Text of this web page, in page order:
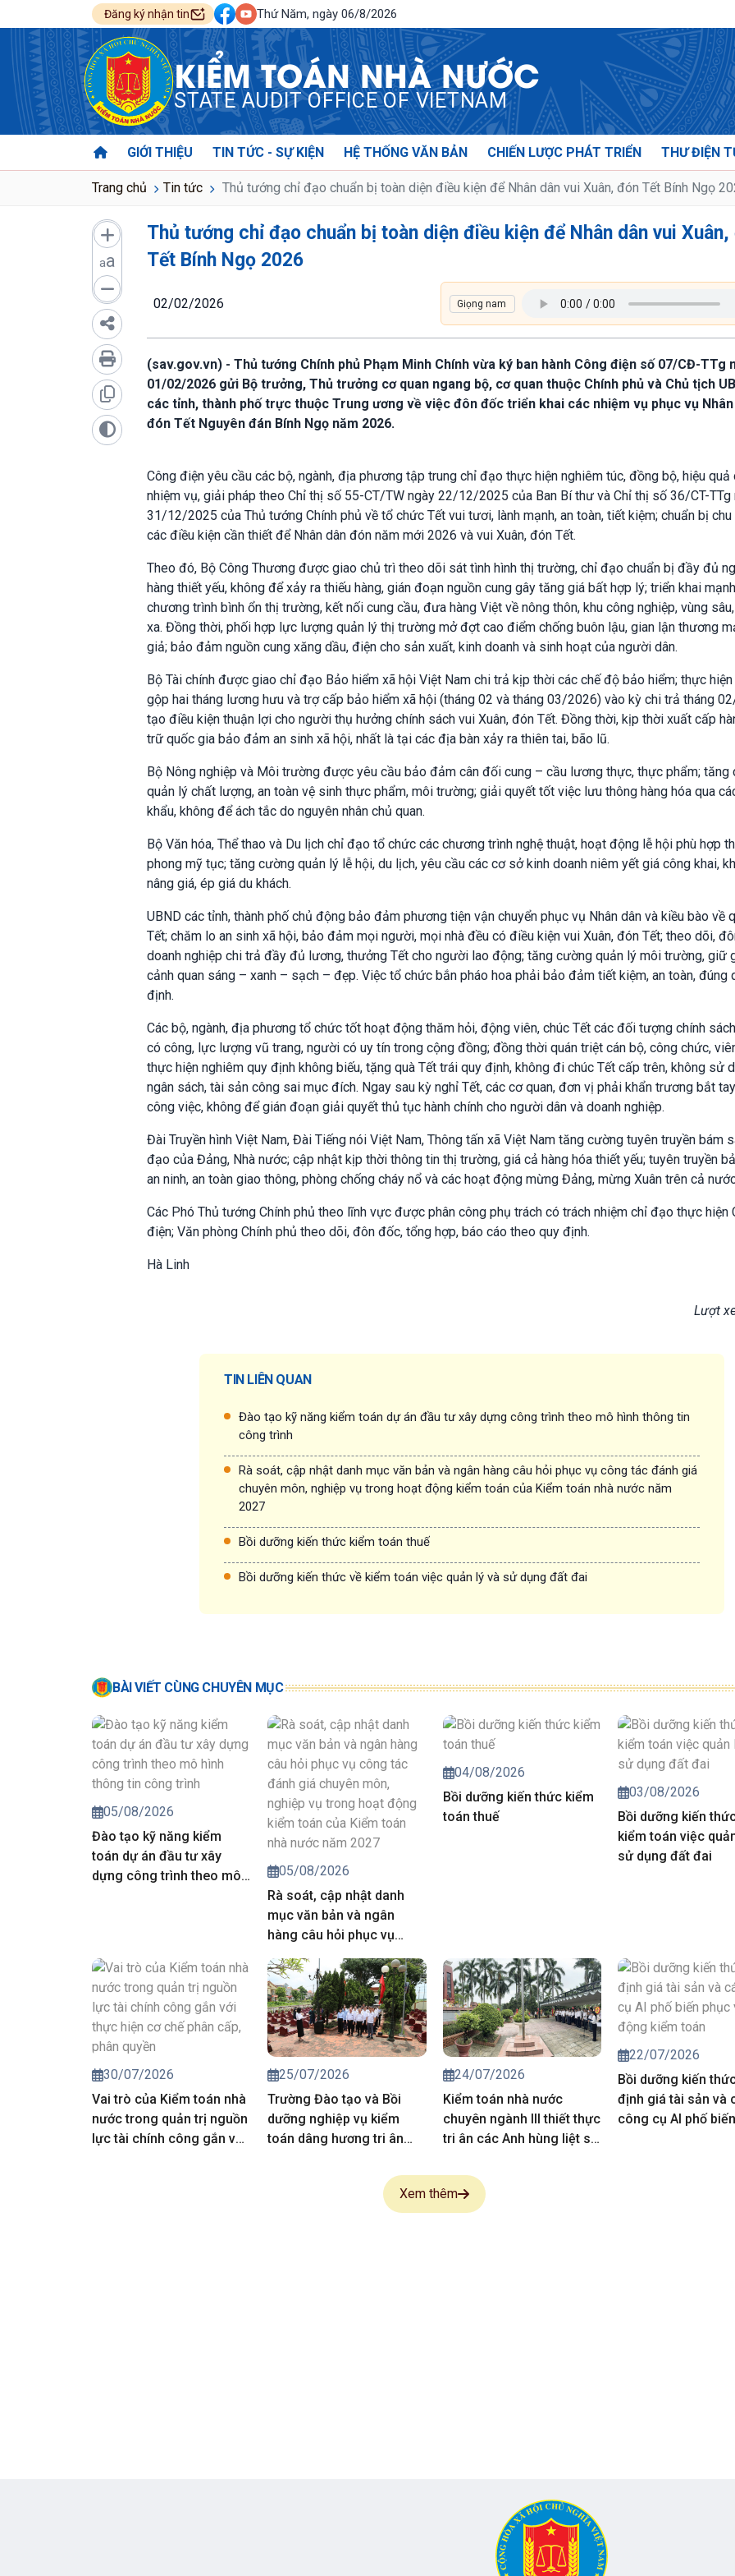
Đăng ký nhận tin Thứ Năm, ngày 06/8/2026
KIỂM TOÁN NHÀ NƯỚC
STATE AUDIT OFFICE OF VIETNAM
GIỚI THIỆU TIN TỨC - SỰ KIỆN HỆ THỐNG VĂN BẢN CHIẾN LƯỢC PHÁT TRIỂN THƯ ĐIỆN
Trang chủ Tin tức Thủ tướng chỉ đạo chuẩn bị toàn diện điều kiện để Nhân dân vui Xuân, đón Tết Bính Ngọ
aa
Thủ tướng chỉ đạo chuẩn bị toàn diện điều kiện để Nhân dân vui Xuân,
Tết Bính Ngọ 2026
02/02/2026
(sav.gov.vn) - Thủ tướng Chính phủ Phạm Minh Chính vừa ký ban hành Công điện số 07/CĐ-TTg
01/02/2026 gửi Bộ trưởng, Thủ trưởng cơ quan ngang bộ, cơ quan thuộc Chính phủ và Chủ tịch
các tỉnh, thành phố trực thuộc Trung ương về việc đôn đốc triển khai các nhiệm vụ phục vụ
đón Tết Nguyên đán Bính Ngọ năm 2026.
Công điện yêu cầu các bộ, ngành, địa phương tập trung chỉ đạo thực hiện nghiêm túc, đồng bộ, hiệu quả
nhiệm vụ, giải pháp theo Chỉ thị số 55-CT/TW ngày 22/12/2025 của Ban Bí thư và Chỉ thị số 36/CT-TTg
31/12/2025 của Thủ tướng Chính phủ về tổ chức Tết vui tươi, lành mạnh, an toàn, tiết kiệm; chuẩn bị
các điều kiện cần thiết để Nhân dân đón năm mới 2026 và vui Xuân, đón Tết.
Theo đó, Bộ Công Thương được giao chủ trì theo dõi sát tình hình thị trường, chỉ đạo chuẩn bị đầy đủ
hàng thiết yếu, không để xảy ra thiếu hàng, gián đoạn nguồn cung gây tăng giá bất hợp lý; triển khai
chương trình bình ổn thị trường, kết nối cung cầu, đưa hàng Việt về nông thôn, khu công nghiệp, vùng
xa. Đồng thời, phối hợp lực lượng quản lý thị trường mở đợt cao điểm chống buôn lậu, gian lận thương
giả; bảo đảm nguồn cung xăng dầu, điện cho sản xuất, kinh doanh và sinh hoạt của người dân.
Bộ Tài chính được giao chỉ đạo Bảo hiểm xã hội Việt Nam chi trả kịp thời các chế độ bảo hiểm; thực
gộp hai tháng lương hưu và trợ cấp bảo hiểm xã hội (tháng 02 và tháng 03/2026) vào kỳ chi trả tháng
tạo điều kiện thuận lợi cho người thụ hưởng chính sách vui Xuân, đón Tết. Đồng thời, kịp thời xuất cấp
trữ quốc gia bảo đảm an sinh xã hội, nhất là tại các địa bàn xảy ra thiên tai, bão lũ.
Bộ Nông nghiệp và Môi trường được yêu cầu bảo đảm cân đối cung – cầu lương thực, thực phẩm; tăng
quản lý chất lượng, an toàn vệ sinh thực phẩm, môi trường; giải quyết tốt việc lưu thông hàng hóa qua
khẩu, không để ách tắc do nguyên nhân chủ quan.
Bộ Văn hóa, Thể thao và Du lịch chỉ đạo tổ chức các chương trình nghệ thuật, hoạt động lễ hội phù hợp
phong mỹ tục; tăng cường quản lý lễ hội, du lịch, yêu cầu các cơ sở kinh doanh niêm yết giá công khai,
nâng giá, ép giá du khách.
UBND các tỉnh, thành phố chủ động bảo đảm phương tiện vận chuyển phục vụ Nhân dân và kiều bào về
Tết; chăm lo an sinh xã hội, bảo đảm mọi người, mọi nhà đều có điều kiện vui Xuân, đón Tết; theo dõi,
doanh nghiệp chi trả đầy đủ lương, thưởng Tết cho người lao động; tăng cường quản lý môi trường, giữ
cảnh quan sáng – xanh – sạch – đẹp. Việc tổ chức bắn pháo hoa phải bảo đảm tiết kiệm, an toàn, đúng
định.
Các bộ, ngành, địa phương tổ chức tốt hoạt động thăm hỏi, động viên, chúc Tết các đối tượng chính
có công, lực lượng vũ trang, người có uy tín trong cộng đồng; đồng thời quán triệt cán bộ, công chức,
thực hiện nghiêm quy định không biếu, tặng quà Tết trái quy định, không đi chúc Tết cấp trên, không sử
ngân sách, tài sản công sai mục đích. Ngay sau kỳ nghỉ Tết, các cơ quan, đơn vị phải khẩn trương bắt
công việc, không để gián đoạn giải quyết thủ tục hành chính cho người dân và doanh nghiệp.
Đài Truyền hình Việt Nam, Đài Tiếng nói Việt Nam, Thông tấn xã Việt Nam tăng cường tuyên truyền bám
đạo của Đảng, Nhà nước; cập nhật kịp thời thông tin thị trường, giá cả hàng hóa thiết yếu; tuyên truyền
an ninh, an toàn giao thông, phòng chống cháy nổ và các hoạt động mừng Đảng, mừng Xuân trên cả
Các Phó Thủ tướng Chính phủ theo lĩnh vực được phân công phụ trách có trách nhiệm chỉ đạo thực hiện
điện; Văn phòng Chính phủ theo dõi, đôn đốc, tổng hợp, báo cáo theo quy định.
Hà Linh
Lượt
TIN LIÊN QUAN
Đào tạo kỹ năng kiểm toán dự án đầu tư xây dựng công trình theo mô hình thông tin
công trình
Rà soát, cập nhật danh mục văn bản và ngân hàng câu hỏi phục vụ công tác đánh giá
chuyên môn, nghiệp vụ trong hoạt động kiểm toán của Kiểm toán nhà nước năm
2027
Bồi dưỡng kiến thức kiểm toán thuế
Bồi dưỡng kiến thức về kiểm toán việc quản lý và sử dụng đất đai
BÀI VIẾT CÙNG CHUYÊN MỤC
05/08/2026
Đào tạo kỹ năng kiểm
toán dự án đầu tư xây
dựng công trình theo mô
05/08/2026
Rà soát, cập nhật danh
mục văn bản và ngân
hàng câu hỏi phục vụ
công tác đánh giá chuyên
môn, nghiệp vụ trong hoạt
động kiểm toán của Kiểm
toán nhà nước năm 2027
04/08/2026
Bồi dưỡng kiến thức kiểm
toán thuế
03/08/2026
Bồi dưỡng kiến
kiểm toán việc
sử dụng đất đai
30/07/2026
Vai trò của Kiểm toán nhà
nước trong quản trị nguồn
lực tài chính công gắn với
25/07/2026
Trường Đào tạo và Bồi
dưỡng nghiệp vụ kiểm
toán dâng hương tri ân
24/07/2026
Kiểm toán nhà nước
chuyên ngành III thiết thực
tri ân các Anh hùng liệt sĩ,
22/07/2026
Bồi dưỡng kiến
định giá tài sản và
công cụ AI phố
Xem thêm